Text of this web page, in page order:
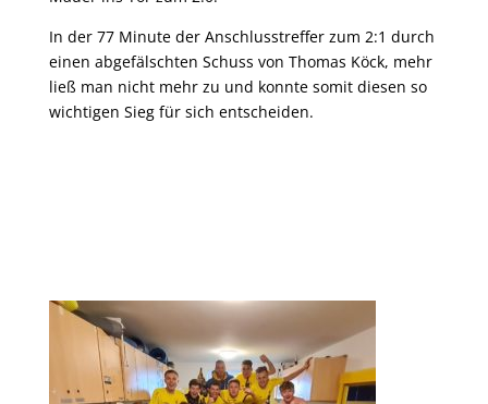
In der 77 Minute der Anschlusstreffer zum 2:1 durch
einen abgefälschten Schuss von Thomas Köck, mehr
ließ man nicht mehr zu und konnte somit diesen so
wichtigen Sieg für sich entscheiden.